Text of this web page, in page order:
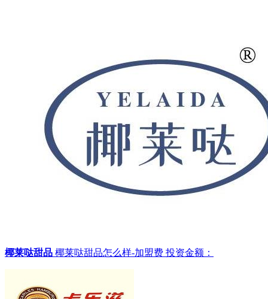
椰莱哒甜品 椰莱哒甜品怎么样-加盟费 投资金额：